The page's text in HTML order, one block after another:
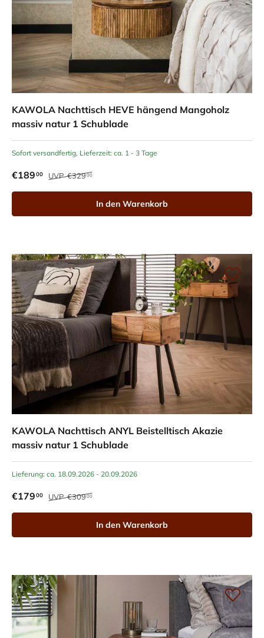
KAWOLA Nachttisch HEVE hängend Mangoholz
massiv natur 1 Schublade
Sofort versandfertig, Lieferzeit: ca. 1 - 3 Tage
€18900 UVP€32900
In den Warenkorb
KAWOLA Nachttisch ANYL Beistelltisch Akazie
massiv natur 1 Schublade
Lieferung: ca. 18.09.2026 - 20.09.2026
€17900 UVP€30900
In den Warenkorb